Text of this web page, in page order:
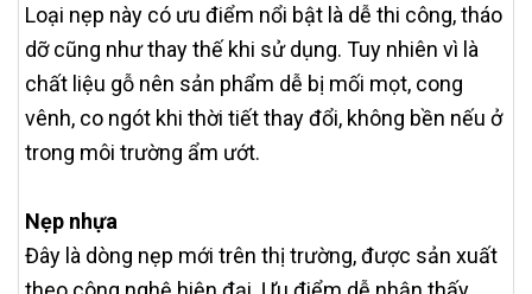
Loại nẹp này có ưu điểm nổi bật là dễ thi công, tháo
dỡ cũng như thay thế khi sử dụng. Tuy nhiên vì là
chất liệu gỗ nên sản phẩm dễ bị mối mọt, cong
vênh, co ngót khi thời tiết thay đổi, không bền nếu ở
trong môi trường ẩm ướt.
Nẹp nhựa
Đây là dòng nẹp mới trên thị trường, được sản xuất